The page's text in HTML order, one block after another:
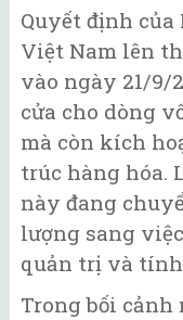
Quyết định của
Việt Nam lên
vào ngày 21/9/
cửa cho dòng
mà còn kích
trúc hàng hóa.
này đang
lượng sang
quản trị và tính
Trong bối